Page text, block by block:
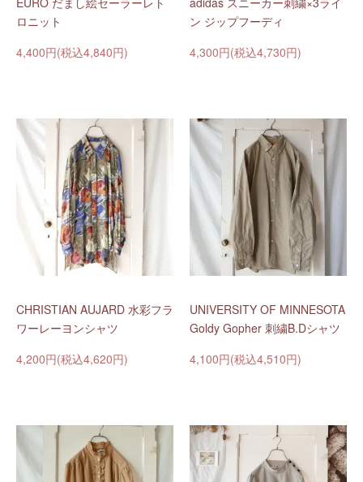
ロニット
4,400円(税込4,840円)
ン ジップフーディ
4,300円(税込4,730円)
CHRISTIAN AUJARD 水彩フラ
ワーレーヨンシャツ
4,200円(税込4,620円)
UNIVERSITY OF MINNESOTA
Goldy Gopher 刺繍B.Dシャツ
4,100円(税込4,510円)